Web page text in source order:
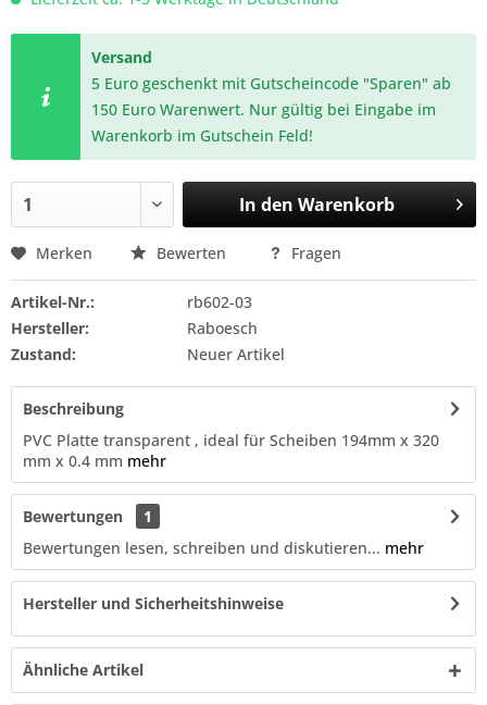
Versand
5 Euro geschenkt mit Gutscheincode "Sparen" ab
150 Euro Warenwert. Nur gültig bei Eingabe im
Warenkorb im Gutschein Feld!
In den Warenkorb
Merken Bewerten Fragen
Artikel-Nr.:
rb602-03
Hersteller:
Raboesch
Zustand:
Neuer Artikel
Beschreibung
PVC Platte transparent , ideal für Scheiben 194mm x 320
mm x 0.4 mm mehr
Bewertungen
1
Bewertungen lesen, schreiben und diskutieren... mehr
Hersteller und Sicherheitshinweise
Ähnliche Artikel